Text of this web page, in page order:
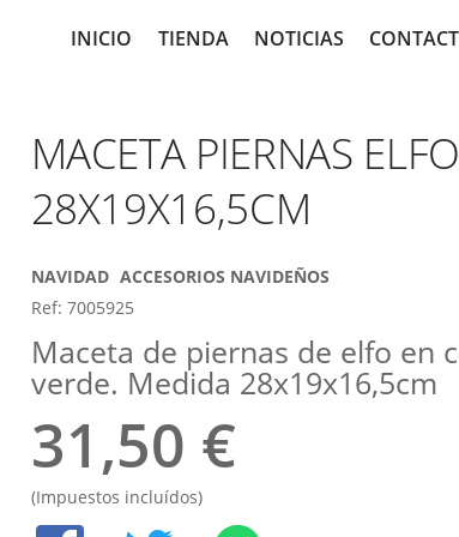
Main
INICIO TIENDA NOTICIAS
MACETA PIERNAS ELFO
28X19X16,5CM
NAVIDAD ACCESORIOS NAVIDEÑOS
Ref: 7005925
Maceta de piernas de elfo en
verde. Medida 28x19x16,5cm
31,50 €
(Impuestos incluídos)